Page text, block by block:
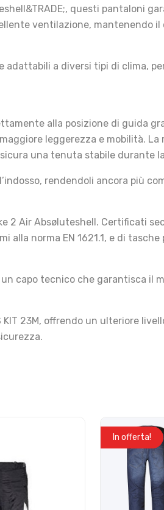
questi pantaloni
ventilazione, mantenendo
a diversi tipi di clima,
alla posizione di guida
leggerezza e mobilità.
una tenuta stabile durante
rendendoli ancora più
2 Air Absøluteshell. Certificati
norma EN 1621.1, e di
capo tecnico che garantisca il
KIT 23M, offrendo un ulteriore
In offerta!